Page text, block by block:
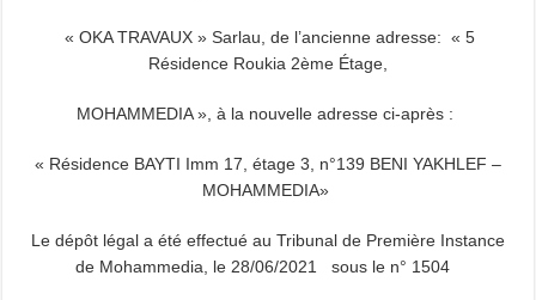
« OKA TRAVAUX » Sarlau, de l’ancienne adresse: « 5
Résidence Roukia 2ème Étage,
MOHAMMEDIA », à la nouvelle adresse ci-après :
« Résidence BAYTI Imm 17, étage 3, n°139 BENI YAKHLEF –
MOHAMMEDIA»
Le dépôt légal a été effectué au Tribunal de Première Instance
de Mohammedia, le 28/06/2021 sous le n° 1504